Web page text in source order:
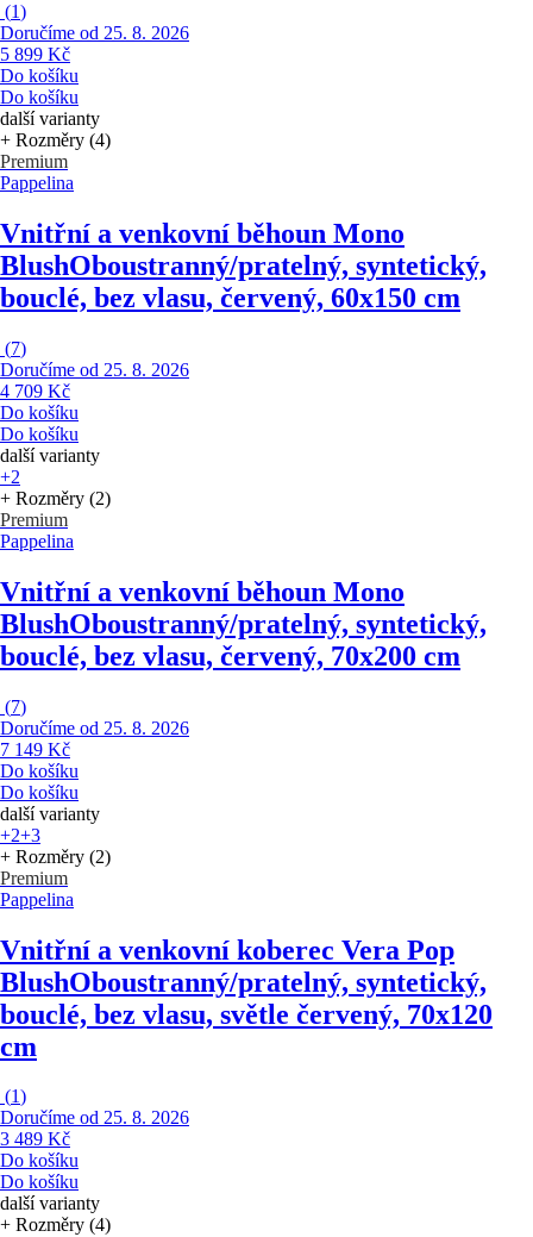
(1)
Doručíme od 25. 8. 2026
5 899 Kč
Do košíku
Do košíku
další varianty
+ Rozměry (4)
Premium
Pappelina
Vnitřní a venkovní běhoun Mono
BlushOboustranný/pratelný, syntetický,
bouclé, bez vlasu, červený, 60x150 cm
(7)
Doručíme od 25. 8. 2026
4 709 Kč
Do košíku
Do košíku
další varianty
+2
+ Rozměry (2)
Premium
Pappelina
Vnitřní a venkovní běhoun Mono
BlushOboustranný/pratelný, syntetický,
bouclé, bez vlasu, červený, 70x200 cm
(7)
Doručíme od 25. 8. 2026
7 149 Kč
Do košíku
Do košíku
další varianty
+2+3
+ Rozměry (2)
Premium
Pappelina
Vnitřní a venkovní koberec Vera Pop
BlushOboustranný/pratelný, syntetický,
bouclé, bez vlasu, světle červený, 70x120
cm
(1)
Doručíme od 25. 8. 2026
3 489 Kč
Do košíku
Do košíku
další varianty
+ Rozměry (4)